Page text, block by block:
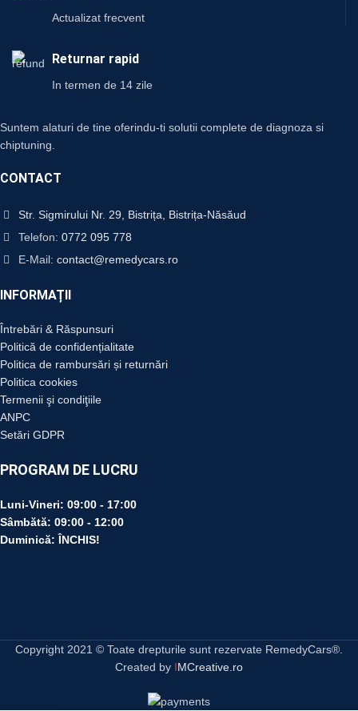
Actualizat frecvent
Returnar rapid
In termen de 14 zile
Suntem alaturi de tine oferindu-ti solutii complete de diagnoza si
chiptuning.
CONTACT
Str. Sigmirului Nr. 29, Bistrița, Bistrița-Năsăud
Telefon: 0772 095 778
E-Mail: contact@remedycars.ro
INFORMAȚII
Întrebări & Răspunsuri
Politică de confidențialitate
Politica de rambursări și returnări
Politica cookies
Termenii şi condiţiile
ANPC
Setări GDPR
PROGRAM DE LUCRU
Luni-Vineri: 09:00 - 17:00
Sâmbătă: 09:00 - 12:00
Duminică: ÎNCHIS!
Copyright 2021 © Toate drepturile sunt rezervate RemedyCars®.
Created by IMCreative.ro